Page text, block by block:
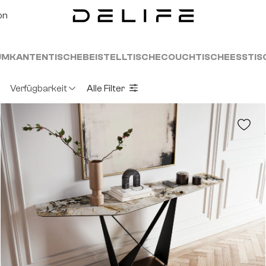
BEISTELLTISCHECOUCHTISCHE
Verfügbarkeit Alle Filter